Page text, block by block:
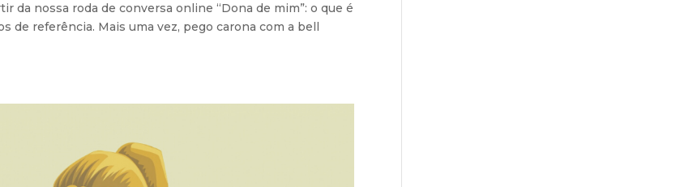
da nossa roda de conversa online “Dona de mim”: o que é
de referência. Mais uma vez, pego carona com a bell